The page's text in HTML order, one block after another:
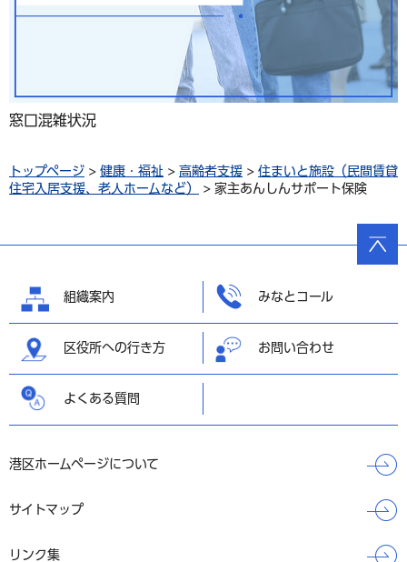
窓口混雑状況
トップページ > 健康・福祉 > 高齢者支援 > 住まいと施設（民間賃貸
住宅入居支援、老人ホームなど）
> 家主あんしんサポート保険
組織案内 みなとコール
区役所への行き方 お問い合わせ
よくある質問
港区ホームページについて
サイトマップ
リンク集
ページ
の先頭